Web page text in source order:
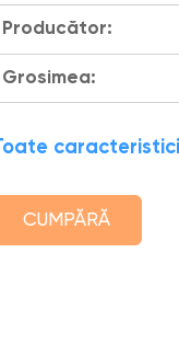
Producător:
Grosimea:
Toate
CUMPĂRĂ